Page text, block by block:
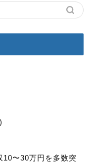
10〜30万円を多数突